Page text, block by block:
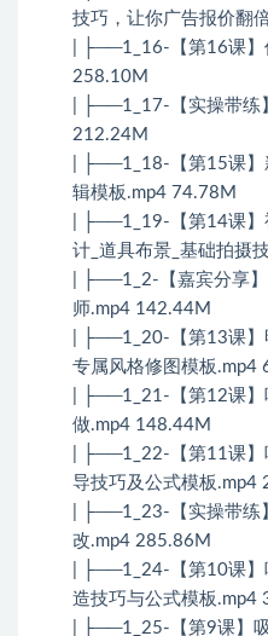
技巧，让你广告报价翻
| ├──1_16-【第16课
258.10M
| ├──1_17-【实操带练
212.24M
| ├──1_18-【第15课】
辑模板.mp4 74.78M
| ├──1_19-【第14课
计_道具布景_基础拍摄
| ├──1_2-【嘉宾分享
师.mp4 142.44M
| ├──1_20-【第13课】
专属风格修图模板.mp4
| ├──1_21-【第12课
做.mp4 148.44M
| ├──1_22-【第11课】
导技巧及公式模板.mp4
| ├──1_23-【实操带练
改.mp4 285.86M
| ├──1_24-【第10课】
造技巧与公式模板.mp4
| ├──1_25-【第9课】